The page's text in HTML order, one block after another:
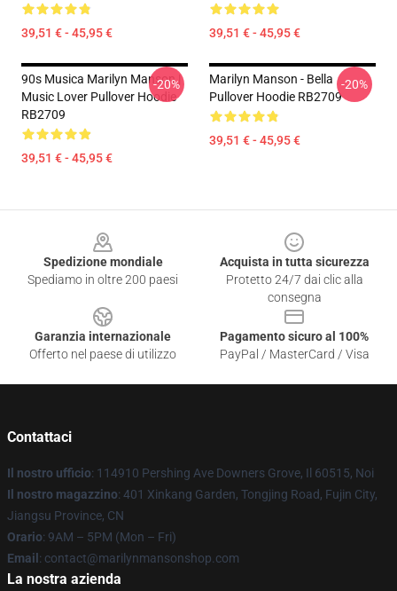
39,51 € - 45,95 € 39,51 € - 45,95 €
90s Musica Marilyn Manson |
Music Lover Pullover Hoodie
RB2709
39,51 € - 45,95 €
-20%
Marilyn Manson - Bella
Pullover Hoodie RB2709
39,51 € - 45,95 €
-20%
Spedizione mondiale
Spediamo in oltre 200 paesi
Acquista in tutta sicurezza
Protetto 24/7 dai clic alla
consegna
Garanzia internazionale
Offerto nel paese di utilizzo
Pagamento sicuro al 100%
PayPal / MasterCard / Visa
Contattaci
Il nostro ufficio: 114910 Pershing Ave Downers Grove, Il 60515, Noi
Il nostro magazzino: 401 Xinkang Garden, Tongjing Road, Fujin City,
Jiangsu Province, CN
Orario: 9AM – 5PM (Mon – Fri)
Email : contact@marilynmansonshop.com
La nostra azienda